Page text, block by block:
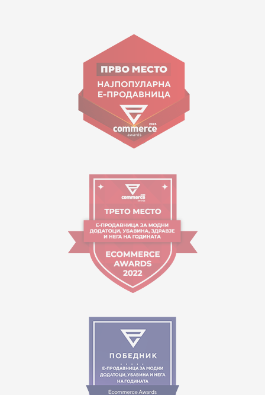
ул. Гоце Николовски бр.74 Скопје
contact@mytime.mk
Работно време:
09:00 до 17:00